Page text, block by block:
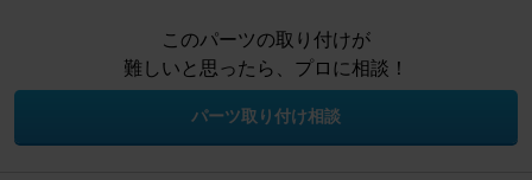
このパーツの取り付けが
難しいと思ったら、プロに相談！
パーツ取り付け相談